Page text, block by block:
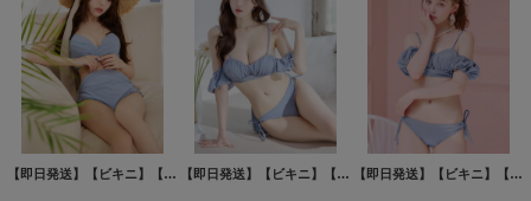
【即日発送】【ビキニ】【水着】シアーチュニック付きハイウエストビキニ 3点セット[FB01]吉木千沙都（ちぃぽぽ）着用 【即日発送】【ビキニ】【水着】くしゅっとオフショル袖シンプルビキニ 2点セット[FB01] 【即日発送】【ビキニ】【水着】くしゅっとオフショル袖シンプルビキニ 2点セット[FB01]